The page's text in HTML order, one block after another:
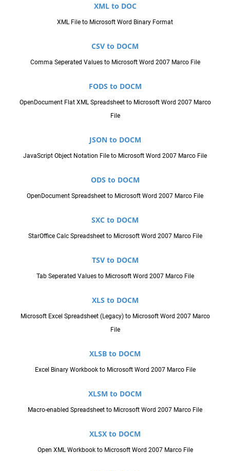
XML to DOC
XML File to Microsoft Word Binary Format
CSV to DOCM
Comma Seperated Values to Microsoft Word 2007 Marco File
FODS to DOCM
OpenDocument Flat XML Spreadsheet to Microsoft Word 2007 Marco
File
JSON to DOCM
JavaScript Object Notation File to Microsoft Word 2007 Marco File
ODS to DOCM
OpenDocument Spreadsheet to Microsoft Word 2007 Marco File
SXC to DOCM
StarOffice Calc Spreadsheet to Microsoft Word 2007 Marco File
TSV to DOCM
Tab Seperated Values to Microsoft Word 2007 Marco File
XLS to DOCM
Microsoft Excel Spreadsheet (Legacy) to Microsoft Word 2007 Marco
File
XLSB to DOCM
Excel Binary Workbook to Microsoft Word 2007 Marco File
XLSM to DOCM
Macro-enabled Spreadsheet to Microsoft Word 2007 Marco File
XLSX to DOCM
Open XML Workbook to Microsoft Word 2007 Marco File